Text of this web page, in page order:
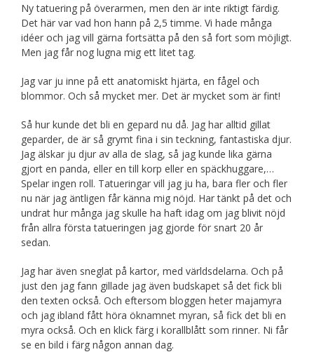
Ny tatuering på överarmen, men den är inte riktigt färdig.
Det här var vad hon hann på 2,5 timme. Vi hade många
idéer och jag vill gärna fortsätta på den så fort som möjligt.
Men jag får nog lugna mig ett litet tag.
Jag var ju inne på ett anatomiskt hjärta, en fågel och
blommor. Och så mycket mer. Det är mycket som är fint!
Så hur kunde det bli en gepard nu då. Jag har alltid gillat
geparder, de är så grymt fina i sin teckning, fantastiska djur.
Jag älskar ju djur av alla de slag, så jag kunde lika gärna
gjort en panda, eller en till korp eller en späckhuggare,…
Spelar ingen roll. Tatueringar vill jag ju ha, bara fler och fler
nu när jag äntligen får känna mig nöjd. Har tänkt på det och
undrat hur många jag skulle ha haft idag om jag blivit nöjd
från allra första tatueringen jag gjorde för snart 20 år
sedan.
Jag har även sneglat på kartor, med världsdelarna. Och på
just den jag fann gillade jag även budskapet så det fick bli
den texten också. Och eftersom bloggen heter majamyra
och jag ibland fått höra öknamnet myran, så fick det bli en
myra också. Och en klick färg i korallblått som rinner. Ni får
se en bild i färg någon annan dag.